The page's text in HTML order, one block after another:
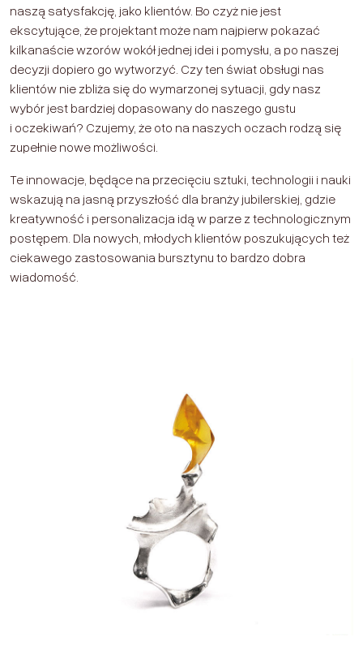
naszą satysfakcję, jako klientów. Bo czyż nie jest
ekscytujące, że projektant może nam najpierw pokazać
kilkanaście wzorów wokół jednej idei i pomysłu, a po naszej
decyzji dopiero go wytworzyć. Czy ten świat obsługi nas
klientów nie zbliża się do wymarzonej sytuacji, gdy nasz
wybór jest bardziej dopasowany do naszego gustu
i oczekiwań? Czujemy, że oto na naszych oczach rodzą się
zupełnie nowe możliwości.
Te innowacje, będące na przecięciu sztuki, technologii i nauki
wskazują na jasną przyszłość dla branży jubilerskiej, gdzie
kreatywność i personalizacja idą w parze z technologicznym
postępem. Dla nowych, młodych klientów poszukujących też
ciekawego zastosowania bursztynu to bardzo dobra
wiadomość.